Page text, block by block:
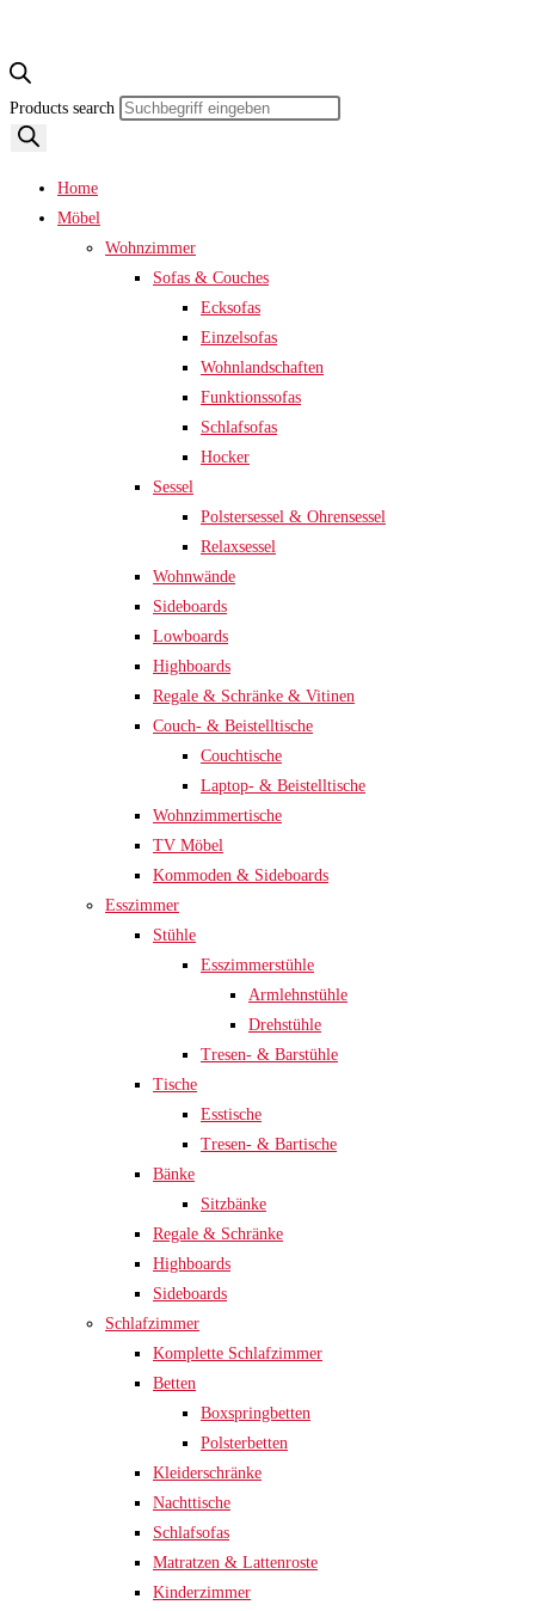
Products search
Home
Möbel
Wohnzimmer
Sofas & Couches
Ecksofas
Einzelsofas
Wohnlandschaften
Funktionssofas
Schlafsofas
Hocker
Sessel
Polstersessel & Ohrensessel
Relaxsessel
Wohnwände
Sideboards
Lowboards
Highboards
Regale & Schränke & Vitinen
Couch- & Beistelltische
Couchtische
Laptop- & Beistelltische
Wohnzimmertische
TV Möbel
Kommoden & Sideboards
Esszimmer
Stühle
Esszimmerstühle
Armlehnstühle
Drehstühle
Tresen- & Barstühle
Tische
Esstische
Tresen- & Bartische
Bänke
Sitzbänke
Regale & Schränke
Highboards
Sideboards
Schlafzimmer
Komplette Schlafzimmer
Betten
Boxspringbetten
Polsterbetten
Kleiderschränke
Nachttische
Schlafsofas
Matratzen & Lattenroste
Kinderzimmer